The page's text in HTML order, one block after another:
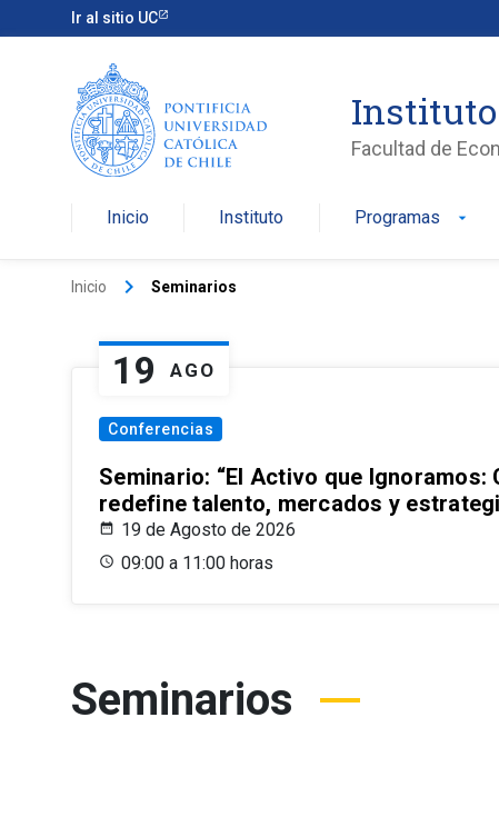
Ir al sitio UC
Instituto
Facultad de
Inicio Instituto Programas arrow_drop_down
Inicio keyboard_arrow_right Seminarios
19 AGO
Conferencias
Seminario: “El Activo que Ignoramos:
redefine talento, mercados y
19 de Agosto de 2026
09:00 a 11:00 horas
Seminarios